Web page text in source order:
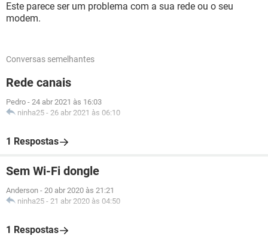
Este parece ser um problema com a sua rede ou o seu
modem.
Conversas semelhantes
Rede canais
Pedro - 24 abr 2021 às 16:03
ninha25 - 26 abr 2021 às 06:10
1 Respostas
Sem Wi-Fi dongle
Anderson - 20 abr 2020 às 21:21
ninha25 - 21 abr 2020 às 04:50
1 Respostas